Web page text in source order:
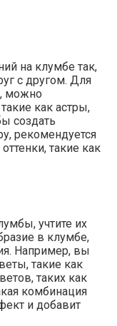
на клумбе так,
с другом. Для
можно
как астры,
создать
рекомендуется
такие как
учтите их
в клумбе,
Например, вы
такие как
таких как
комбинация
и добавит